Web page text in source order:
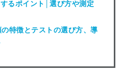
るポイント│選び方や測定
特徴とテストの選び方、導